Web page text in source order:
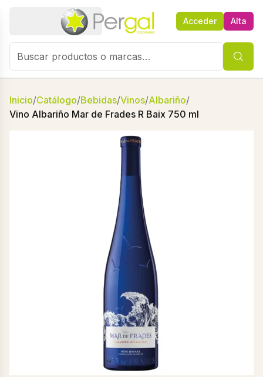
Acceder Alta
Inicio/Catálogo/Bebidas/Vinos/Albariño/
Vino Albariño Mar de Frades R Baix 750 ml